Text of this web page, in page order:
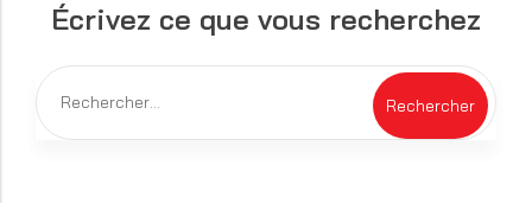
Écrivez ce que vous recherchez